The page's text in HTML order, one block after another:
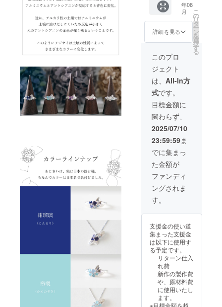
ジョン
がある
ものが
ござい
ます。
極端に
見た目
を損な
うもの
を除い
て使用
いたし
ますの
でご理
解ご了
承くだ
さいま
せ。
ラック
やカ
ルー
ジョン
ものが
ござい
ます。
極端に
見た目
を損な
うもの
を除い
て使用
いたし
ますの
でご理
解ご了
承くだ
さいま
せ。
はござ
いませ
そちら
をご理
承の上
でリ
ターン
購入を
お願い
いたし
ます。
ただ一
つとし
て同じ
あじさ
いリン
グは無
いと言
えま
す。皆
様が手
にする
イテム
とご理
解頂け
ると幸
いで
す。 ま
た、中
には自
然のク
ラック
やカ
ケ、イ
整可能
なスラ
ボール
付） ※
項※ 天
は、カ
ラーや
個性が
ありま
す。サ
ンプル
とまっ
たく同
じ色味
のもの
はござ
いませ
んので
そちら
をご理
でリ
ターン
購入を
お願い
いたし
ます。
特に瓶
覗（か
めのぞ
き）に
使用し
ている
サイ
ズ：1～
30号か
ら選択
で必ず
ださ
い） ■
チェー
ン地
金：
SILVER
925（ロ
ジウム
ティン
グ） ■
チェー
ン長
さ：最
長
45cm（
なスラ
イド
ボール
付） ※
注意事
項※ 天
然石
は、カ
ラーや
濃淡に
個性が
ありま
ンクト
ルマリ
ン
(薄)3m
ピ
ンクト
ルマリ
ン
(濃)2.5
mm×2p
c ■リン
グサイ
ズ：1～
30号か
ら選択
（オプ
ション
で必ず
選択く
ださ
い） ■
チェー
SILVER
ジウム
コー
ティン
グ） ■
チェー
さ：最
長
45cm（
クレス
計2点
セット
■地金：
SILVER
925（ロ
ジウム
コー
ティン
グ） ■
天然
石：
ムーン
ストー
ン
4mm×1
pc
ムーン
ストー
ン
3mm×2
pc
ローズ
ツ
2.5mm
×1pc
ス
ルート
パーズ
2.5mm
年08
月
詳細を見る
こ
の
リ
タ
ー
ン
を
選
択
す
る
このプロ
ジェクト
は、 All-In方
式です。
目標金額に
関わらず、
2025/07/10
23:59:59ま
でに集まっ
た金額が
ファンディ
ングされま
す。
支援金の使い道
集まった支援金
は以下に使用す
る予定です。
リターン仕入
れ費
新作の製作費
や、原材料費
に使用いたし
ます。
※目標金額を超